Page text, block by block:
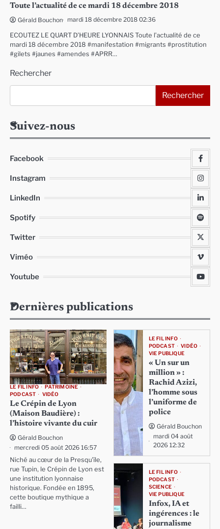
Toute l’actualité de ce mardi 18 décembre 2018
Gérald Bouchon mardi 18 décembre 2018 02:36
ECOUTEZ LE QUART D’HEURE LYONNAIS Toute l’actualité de ce
mardi 18 décembre 2018 #manifestation #migrants #prostitution
#gilets #jaunes #amendes #APRR…
Rechercher
Rechercher
Suivez-nous
Facebook
Instagram
LinkedIn
Spotify
Twitter
Viméo
Youtube
Dernières publications
LE FIL INFO
PATRIMOINE
PODCAST
VIDÉO
Le Crépin de Lyon
(Maison Baudière) :
l’histoire vivante du cuir
Gérald Bouchon
mercredi 05 août 2026 16:57
Niché au cœur de la Presqu'île,
rue Tupin, le Crépin de Lyon est
une institution lyonnaise
historique. Fondée en 1895,
cette boutique mythique a
failli…
LE FIL INFO
PODCAST
VIDÉO
VIE PUBLIQUE
« Un sur un
million » :
Rachid Azizi,
l’homme sous
l’uniforme de
police
Gérald Bouchon
mardi 04 août
2026 12:32
LE FIL INFO
PODCAST
SCIENCE
VIE PUBLIQUE
Infox, IA et
ingérences : le
journalisme